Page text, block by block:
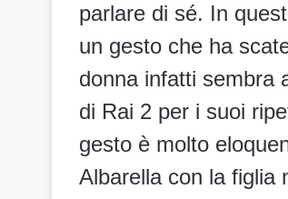
parlare di sé. In
un gesto che ha
donna infatti sembra
di Rai 2 per i suoi
gesto è molto
Albarella con la figlia